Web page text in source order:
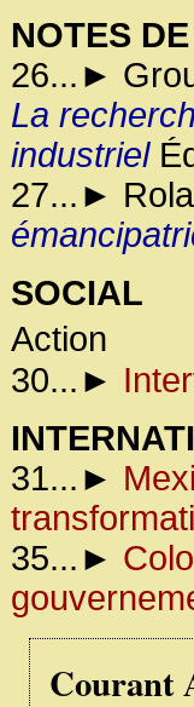
NOTES
26...►
La
industriel
27...►
SOCIAL
Action
30...►
31...►
35...►
Courant